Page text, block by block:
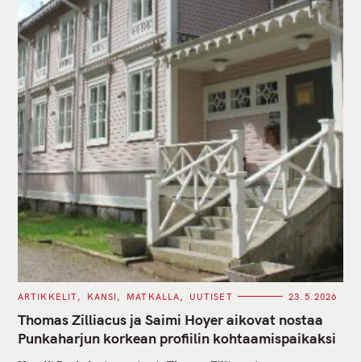
C
T
E
G
O
ARTIKKELIT KANSI MATKALLA UUTISET 23.5.2026
Thomas Zilliacus ja Saimi Hoyer aikovat nostaa
Punkaharjun korkean profiilin kohtaamispaikaksi